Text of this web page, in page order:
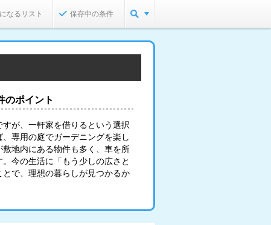
なるリスト 保存中の条件
のポイント
が、一軒家を借りるという選択
専用の庭でガーデニングを楽し
地内にある物件も多く、車を所
今の生活に「もう少しの広さと
で、理想の暮らしが見つかるか